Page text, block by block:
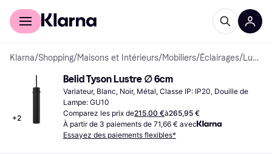
Acheter avec Klarna
Klarna/Shopping/Maisons et Intérieurs/Mobiliers/Éclairages/ Lustres
+2
Belid Tyson Lustre ∅ 6cm
Variateur, Blanc, Noir, Métal, Classe IP: IP20, Douille de
Lampe: GU10
Comparez les prix de215,00 €à265,95 €
À partir de 3 paiements de 71,66 € avec
Essayez des paiements flexibles*